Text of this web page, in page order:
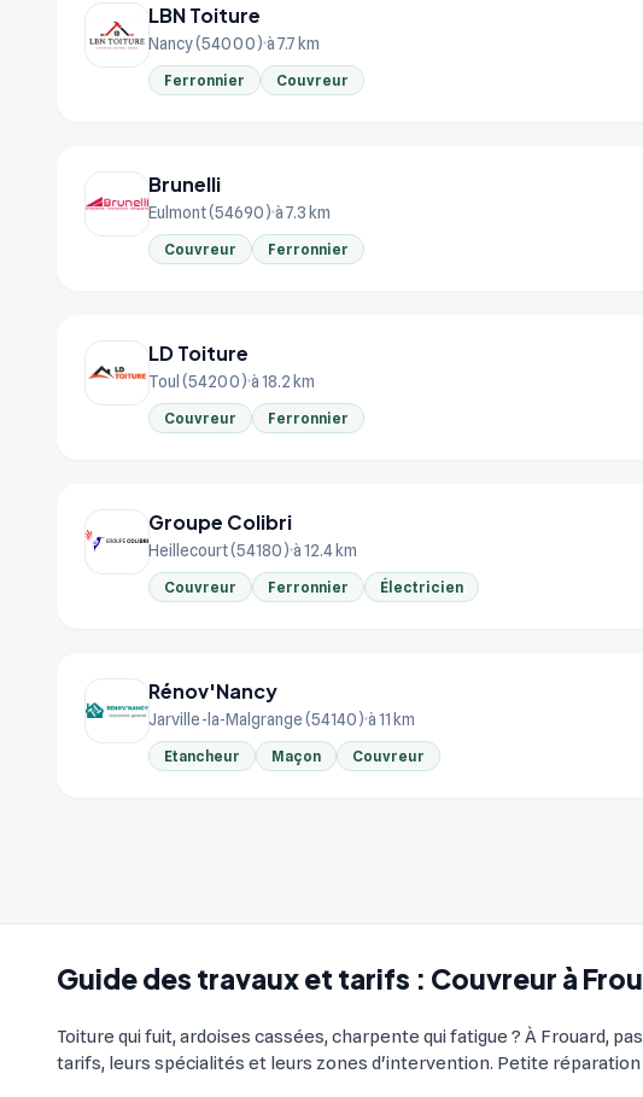
Guide des travaux et tarifs : Couvreur à
Toiture qui fuit, ardoises cassées, charpente qui fatigue ? À Frouard,
tarifs, leurs spécialités et leurs zones d'intervention. Petite
LBN Toiture
Nancy (54000) à 7.7 km
Ferronnier Couvreur
Brunelli
Eulmont (54690) à 7.3 km
Couvreur Ferronnier
LD Toiture
Toul (54200) à 18.2 km
Couvreur Ferronnier
Groupe Colibri
Heillecourt (54180) à 12.4 km
Couvreur Ferronnier Électricien
Rénov'Nancy
Jarville-la-Malgrange (54140) à 11 km
Etancheur Maçon Couvreur